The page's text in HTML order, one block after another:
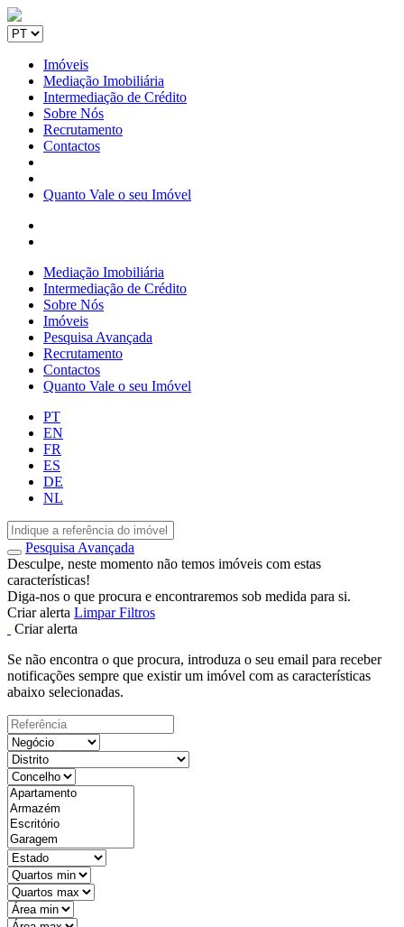
Imóveis
Mediação Imobiliária
Intermediação de Crédito
Sobre Nós
Recrutamento
Contactos
Quanto Vale o seu Imóvel
Mediação Imobiliária
Intermediação de Crédito
Sobre Nós
Imóveis
Pesquisa Avançada
Recrutamento
Contactos
Quanto Vale o seu Imóvel
PT
EN
FR
ES
DE
NL
Pesquisa Avançada
Desculpe, neste momento não temos imóveis com estas
características!
Diga-nos o que procura e encontraremos sob medida para si.
Criar alerta Limpar Filtros
Criar alerta
Se não encontra o que procura, introduza o seu email para receber
notificações sempre que existir um imóvel com as características
abaixo selecionadas.